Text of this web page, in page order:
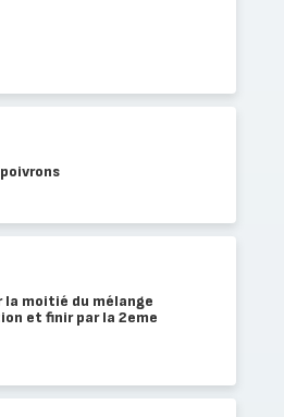
moitié du mélange
et finir par la 2eme